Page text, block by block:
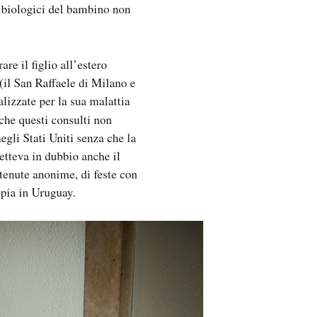
del bambino non
il figlio all’estero
San Raffaele di Milano e
per la sua malattia
questi consulti non
Stati Uniti senza che la
in dubbio anche il
anonime, di feste con
in Uruguay.